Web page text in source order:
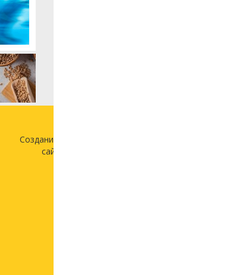
Создание и продвижение
сайта —